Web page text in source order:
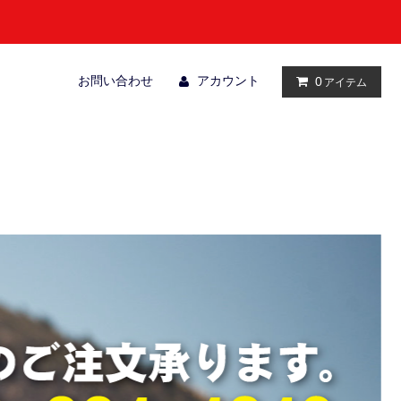
お問い合わせ アカウント 0 アイテム